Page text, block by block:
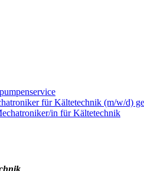
für Kältetechnik (m/w/d)
in für Kältetechnik